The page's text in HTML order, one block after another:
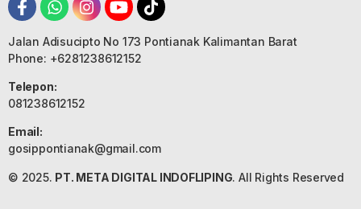
Jalan Adisucipto No 173 Pontianak Kalimantan Barat
Phone: +6281238612152
Telepon:
081238612152
Email:
gosippontianak@gmail.com
© 2025. PT. META DIGITAL INDOFLIPING. All Rights Reserved